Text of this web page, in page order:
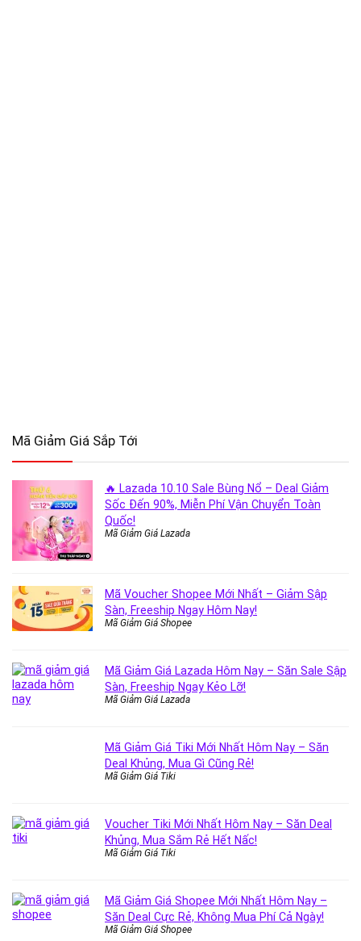
Mã Giảm Giá Sắp Tới
🔥 Lazada 10.10 Sale Bùng Nổ – Deal Giảm
Sốc Đến 90%, Miễn Phí Vận Chuyển Toàn
Quốc!
Mã Giảm Giá Lazada
Mã Voucher Shopee Mới Nhất – Giảm Sập
Sàn, Freeship Ngay Hôm Nay!
Mã Giảm Giá Shopee
Mã Giảm Giá Lazada Hôm Nay – Săn Sale Sập
Sàn, Freeship Ngay Kẻo Lỡ!
Mã Giảm Giá Lazada
Mã Giảm Giá Tiki Mới Nhất Hôm Nay – Săn
Deal Khủng, Mua Gì Cũng Rẻ!
Mã Giảm Giá Tiki
Voucher Tiki Mới Nhất Hôm Nay – Săn Deal
Khủng, Mua Sắm Rẻ Hết Nấc!
Mã Giảm Giá Tiki
Mã Giảm Giá Shopee Mới Nhất Hôm Nay –
Săn Deal Cực Rẻ, Không Mua Phí Cả Ngày!
Mã Giảm Giá Shopee